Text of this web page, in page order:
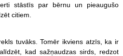
stāstīs par bērnu un pieaugušo
citiem.
tuvāks. Tomēr ikviens atzīs, ka ir
kad sažņaudzas sirds, redzot